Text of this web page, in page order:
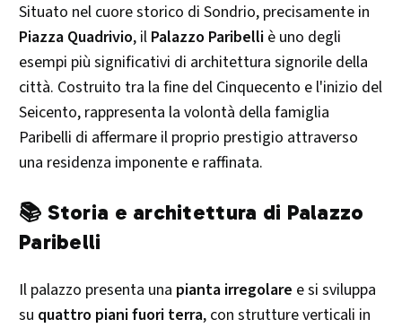
Situato nel cuore storico di Sondrio, precisamente in
Piazza Quadrivio, il Palazzo Paribelli è uno degli
esempi più significativi di architettura signorile della
città. Costruito tra la fine del Cinquecento e l'inizio del
Seicento, rappresenta la volontà della famiglia
Paribelli di affermare il proprio prestigio attraverso
una residenza imponente e raffinata.​
📚 Storia e architettura di Palazzo
Paribelli
Il palazzo presenta una pianta irregolare e si sviluppa
su quattro piani fuori terra, con strutture verticali in